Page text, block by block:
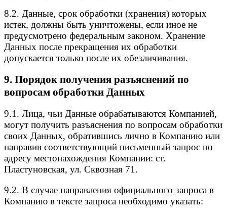
8.2. Данные, срок обработки (хранения) которых
истек, должны быть уничтожены, если иное не
предусмотрено федеральным законом. Хранение
Данных после прекращения их обработки
допускается только после их обезличивания.
9. Порядок получения разъяснений по
вопросам обработки Данных
9.1. Лица, чьи Данные обрабатываются Компанией,
могут получить разъяснения по вопросам обработки
своих Данных, обратившись лично в Компанию или
направив соответствующий письменный запрос по
адресу местонахождения Компании: ст.
Пластуновская, ул. Сквозная 71.
9.2. В случае направления официального запроса в
Компанию в тексте запроса необходимо указать: